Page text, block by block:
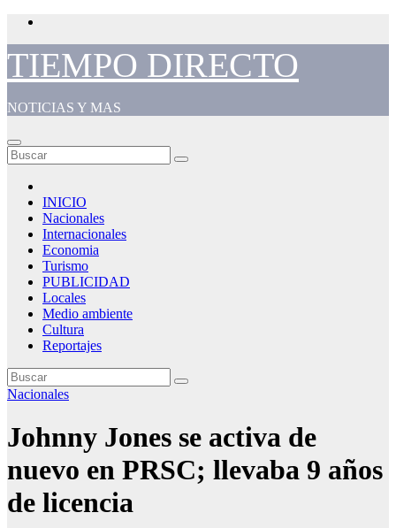
Saltar
contenido
TIEMPO DIRECTO
NOTICIAS Y MAS
INICIO
Nacionales
Internacionales
Economia
Turismo
PUBLICIDAD
Locales
Medio ambiente
Cultura
Reportajes
Nacionales
Johnny Jones se activa de
nuevo en PRSC; llevaba 9 años
de licencia